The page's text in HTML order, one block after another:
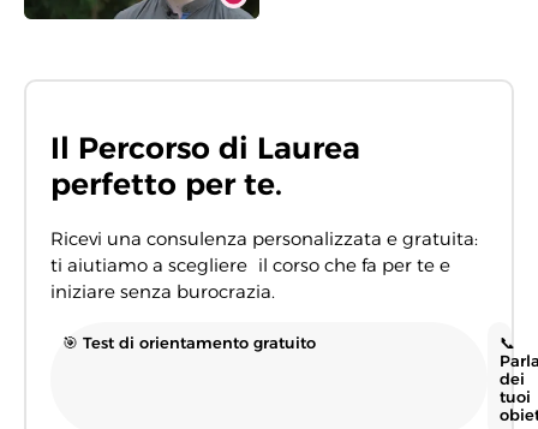
Il Percorso di Laurea
perfetto per te.
Ricevi una consulenza personalizzata e gratuita:
ti aiutiamo a scegliere il corso che fa per te e
iniziare senza burocrazia.
🎯 Test di orientamento gratuito
📞
dei
tuoi